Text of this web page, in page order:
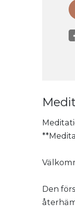
Den